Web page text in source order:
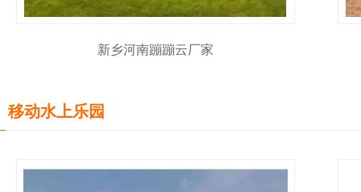
新乡河南蹦蹦云厂家
移动水上乐园